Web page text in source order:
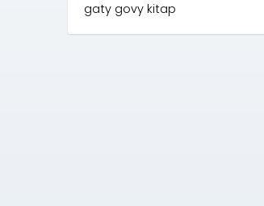
gaty govy kitap